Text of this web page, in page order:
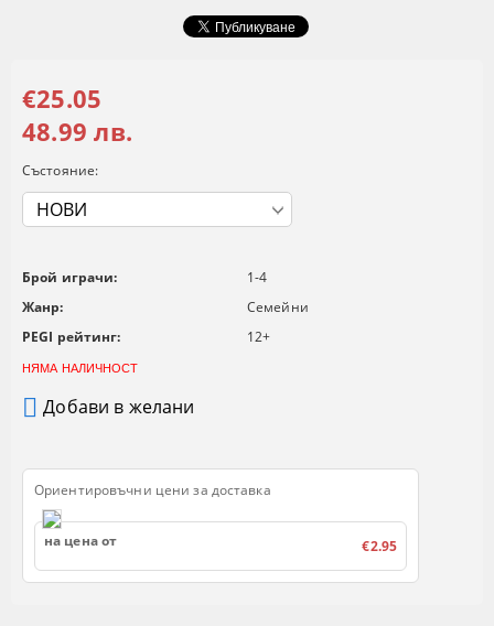
€25.05
48.99 лв.
Състояние:
Брой играчи:
1-4
Жанр:
Семейни
PEGI рейтинг:
12+
НЯМА НАЛИЧНОСТ
Добави в желани
Ориентировъчни цени за доставка
на цена от €2.95